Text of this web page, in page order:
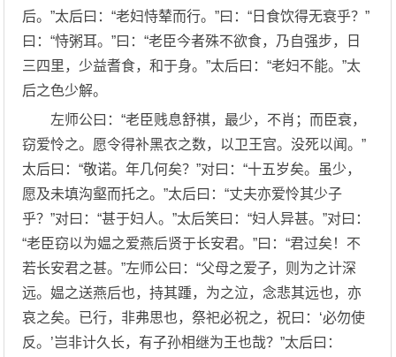
后。”太后曰：“老妇恃辇而行。”曰：“日食饮得无衰乎？”
曰：“恃粥耳。”曰：“老臣今者殊不欲食，乃自强步，日
三四里，少益耆食，和于身。”太后曰：“老妇不能。”太
后之色少解。
左师公曰：“老臣贱息舒祺，最少，不肖；而臣衰，
窃爱怜之。愿令得补黑衣之数，以卫王宫。没死以闻。”
太后曰：“敬诺。年几何矣？”对曰：“十五岁矣。虽少，
愿及未填沟壑而托之。”太后曰：“丈夫亦爱怜其少子
乎？”对曰：“甚于妇人。”太后笑曰：“妇人异甚。”对曰：
“老臣窃以为媪之爱燕后贤于长安君。”曰：“君过矣！不
若长安君之甚。”左师公曰：“父母之爱子，则为之计深
远。媪之送燕后也，持其踵，为之泣，念悲其远也，亦
哀之矣。已行，非弗思也，祭祀必祝之，祝曰：‘必勿使
反。’岂非计久长，有子孙相继为王也哉？”太后曰：